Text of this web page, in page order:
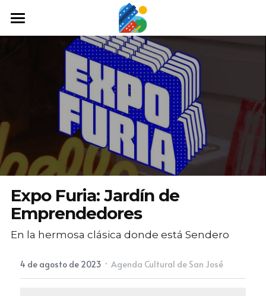
Home
Qué hacer
Arte y cultura
Cine y TV
Comida y tragos
Tours desde San José
Museos
Buscar
Expo Furia: Jardín de
Emprendedores
En la hermosa clásica donde está Sendero
4 de agosto de 2023 · Agenda Cultural de San José